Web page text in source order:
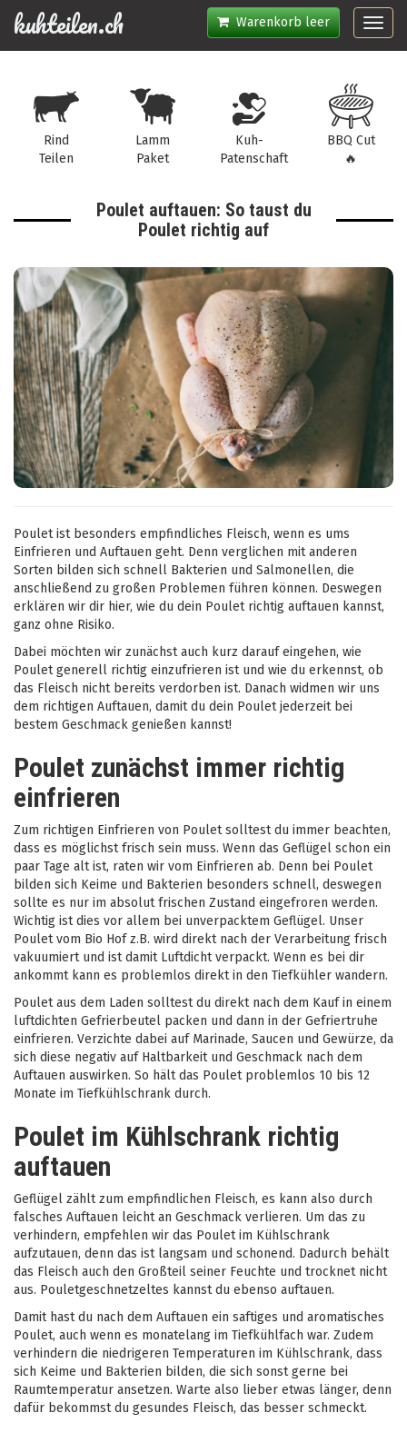
Warenkorb leer
kuhteilen.ch
Rind
Teilen
Lamm
Paket
Kuh-
Patenschaft
BBQ Cut
🔥
Poulet auftauen: So taust du
Poulet richtig auf
Poulet ist besonders empfindliches Fleisch, wenn es ums
Einfrieren und Auftauen geht. Denn verglichen mit anderen
Sorten bilden sich schnell Bakterien und Salmonellen, die
anschließend zu großen Problemen führen können. Deswegen
erklären wir dir hier, wie du dein Poulet richtig auftauen kannst,
ganz ohne Risiko.
Dabei möchten wir zunächst auch kurz darauf eingehen, wie
Poulet generell richtig einzufrieren ist und wie du erkennst, ob
das Fleisch nicht bereits verdorben ist. Danach widmen wir uns
dem richtigen Auftauen, damit du dein Poulet jederzeit bei
bestem Geschmack genießen kannst!
Poulet zunächst immer richtig
einfrieren
Zum richtigen Einfrieren von Poulet solltest du immer beachten,
dass es möglichst frisch sein muss. Wenn das Geflügel schon ein
paar Tage alt ist, raten wir vom Einfrieren ab. Denn bei Poulet
bilden sich Keime und Bakterien besonders schnell, deswegen
sollte es nur im absolut frischen Zustand eingefroren werden.
Wichtig ist dies vor allem bei unverpacktem Geflügel. Unser
Poulet vom Bio Hof z.B. wird direkt nach der Verarbeitung frisch
vakuumiert und ist damit Luftdicht verpackt. Wenn es bei dir
ankommt kann es problemlos direkt in den Tiefkühler wandern.
Poulet aus dem Laden solltest du direkt nach dem Kauf in einem
luftdichten Gefrierbeutel packen und dann in der Gefriertruhe
einfrieren. Verzichte dabei auf Marinade, Saucen und Gewürze, da
sich diese negativ auf Haltbarkeit und Geschmack nach dem
Auftauen auswirken. So hält das Poulet problemlos 10 bis 12
Monate im Tiefkühlschrank durch.
Poulet im Kühlschrank richtig
auftauen
Geflügel zählt zum empfindlichen Fleisch, es kann also durch
falsches Auftauen leicht an Geschmack verlieren. Um das zu
verhindern, empfehlen wir das Poulet im Kühlschrank
aufzutauen, denn das ist langsam und schonend. Dadurch behält
das Fleisch auch den Großteil seiner Feuchte und trocknet nicht
aus. Pouletgeschnetzeltes kannst du ebenso auftauen.
Damit hast du nach dem Auftauen ein saftiges und aromatisches
Poulet, auch wenn es monatelang im Tiefkühlfach war. Zudem
verhindern die niedrigeren Temperaturen im Kühlschrank, dass
sich Keime und Bakterien bilden, die sich sonst gerne bei
Raumtemperatur ansetzen. Warte also lieber etwas länger, denn
dafür bekommst du gesundes Fleisch, das besser schmeckt.